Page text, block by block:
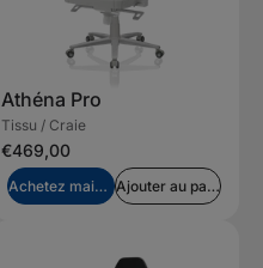
Athéna Pro
Tissu / Craie
€469,00
Achetez maintenant Ajouter au panier